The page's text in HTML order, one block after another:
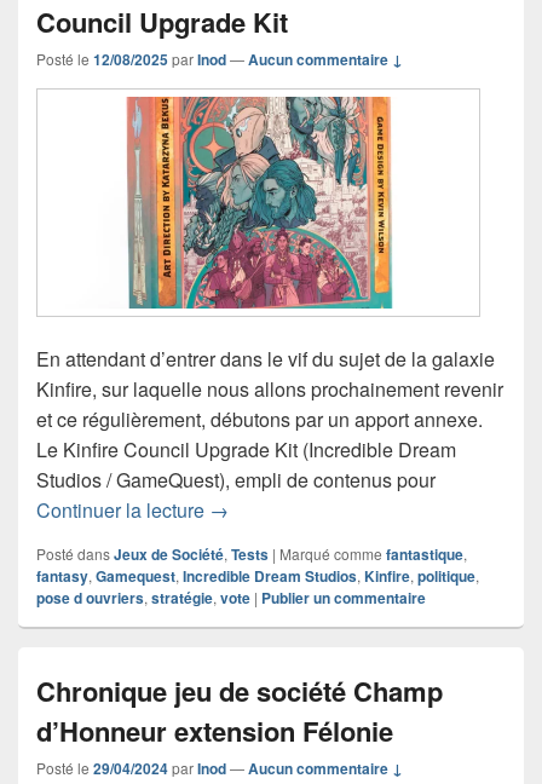
Council Upgrade Kit
Posté le 12/08/2025parInod—Aucun commentaire ↓
En attendant d’entrer dans le vif du sujet de la galaxie
Kinfire, sur laquelle nous allons prochainement revenir
et ce régulièrement, débutons par un apport annexe.
Le Kinfire Council Upgrade Kit (Incredible Dream
Studios / GameQuest), empli de contenus pour
Continuer la lecture Chronique jeu de société Kinfire
→
Posté dansJeux de Société, Tests | Marqué comme fantastique,
fantasy, Gamequest, Incredible Dream Studios, Kinfire, politique,
pose d ouvriers, stratégie, vote | Publier un commentaire
Chronique jeu de société Champ
d’Honneur extension Félonie
Posté le 29/04/2024parInod—Aucun commentaire ↓